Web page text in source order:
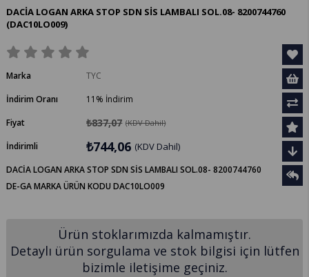
DACİA LOGAN ARKA STOP SDN SİS LAMBALI SOL.08- 8200744760
(DAC10LO009)
Marka
TYC
İndirim Oranı
%
11
İndirim
Fiyat
₺837,07 (KDV Dahil)
İndirimli ₺744,06 (KDV Dahil)
DACİA LOGAN ARKA STOP SDN SİS LAMBALI SOL.08- 8200744760
DE-GA MARKA ÜRÜN KODU DAC10LO009
Ürün stoklarımızda kalmamıştır.
Detaylı ürün sorgulama ve stok bilgisi için lütfen
bizimle iletişime geçiniz.